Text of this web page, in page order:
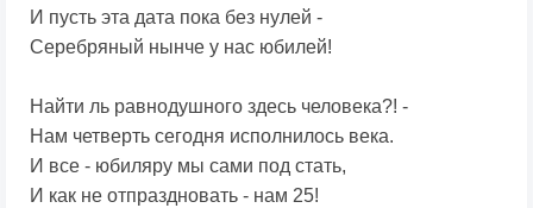
И пусть эта дата пока без нулей -
Серебряный нынче у нас юбилей!
Найти ль равнодушного здесь человека?! -
Нам четверть сегодня исполнилось века.
И все - юбиляру мы сами под стать,
И как не отпраздновать - нам 25!